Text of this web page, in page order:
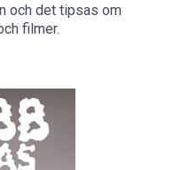
och det tipsas om
filmer.